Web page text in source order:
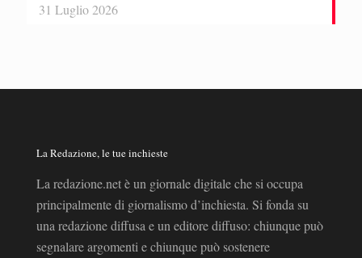
31 Luglio 2026
La Redazione, le tue inchieste
La redazione.net è un giornale digitale che si occupa
principalmente di giornalismo d’inchiesta. Si fonda su
una redazione diffusa e un editore diffuso: chiunque può
segnalare argomenti e chiunque può sostenere